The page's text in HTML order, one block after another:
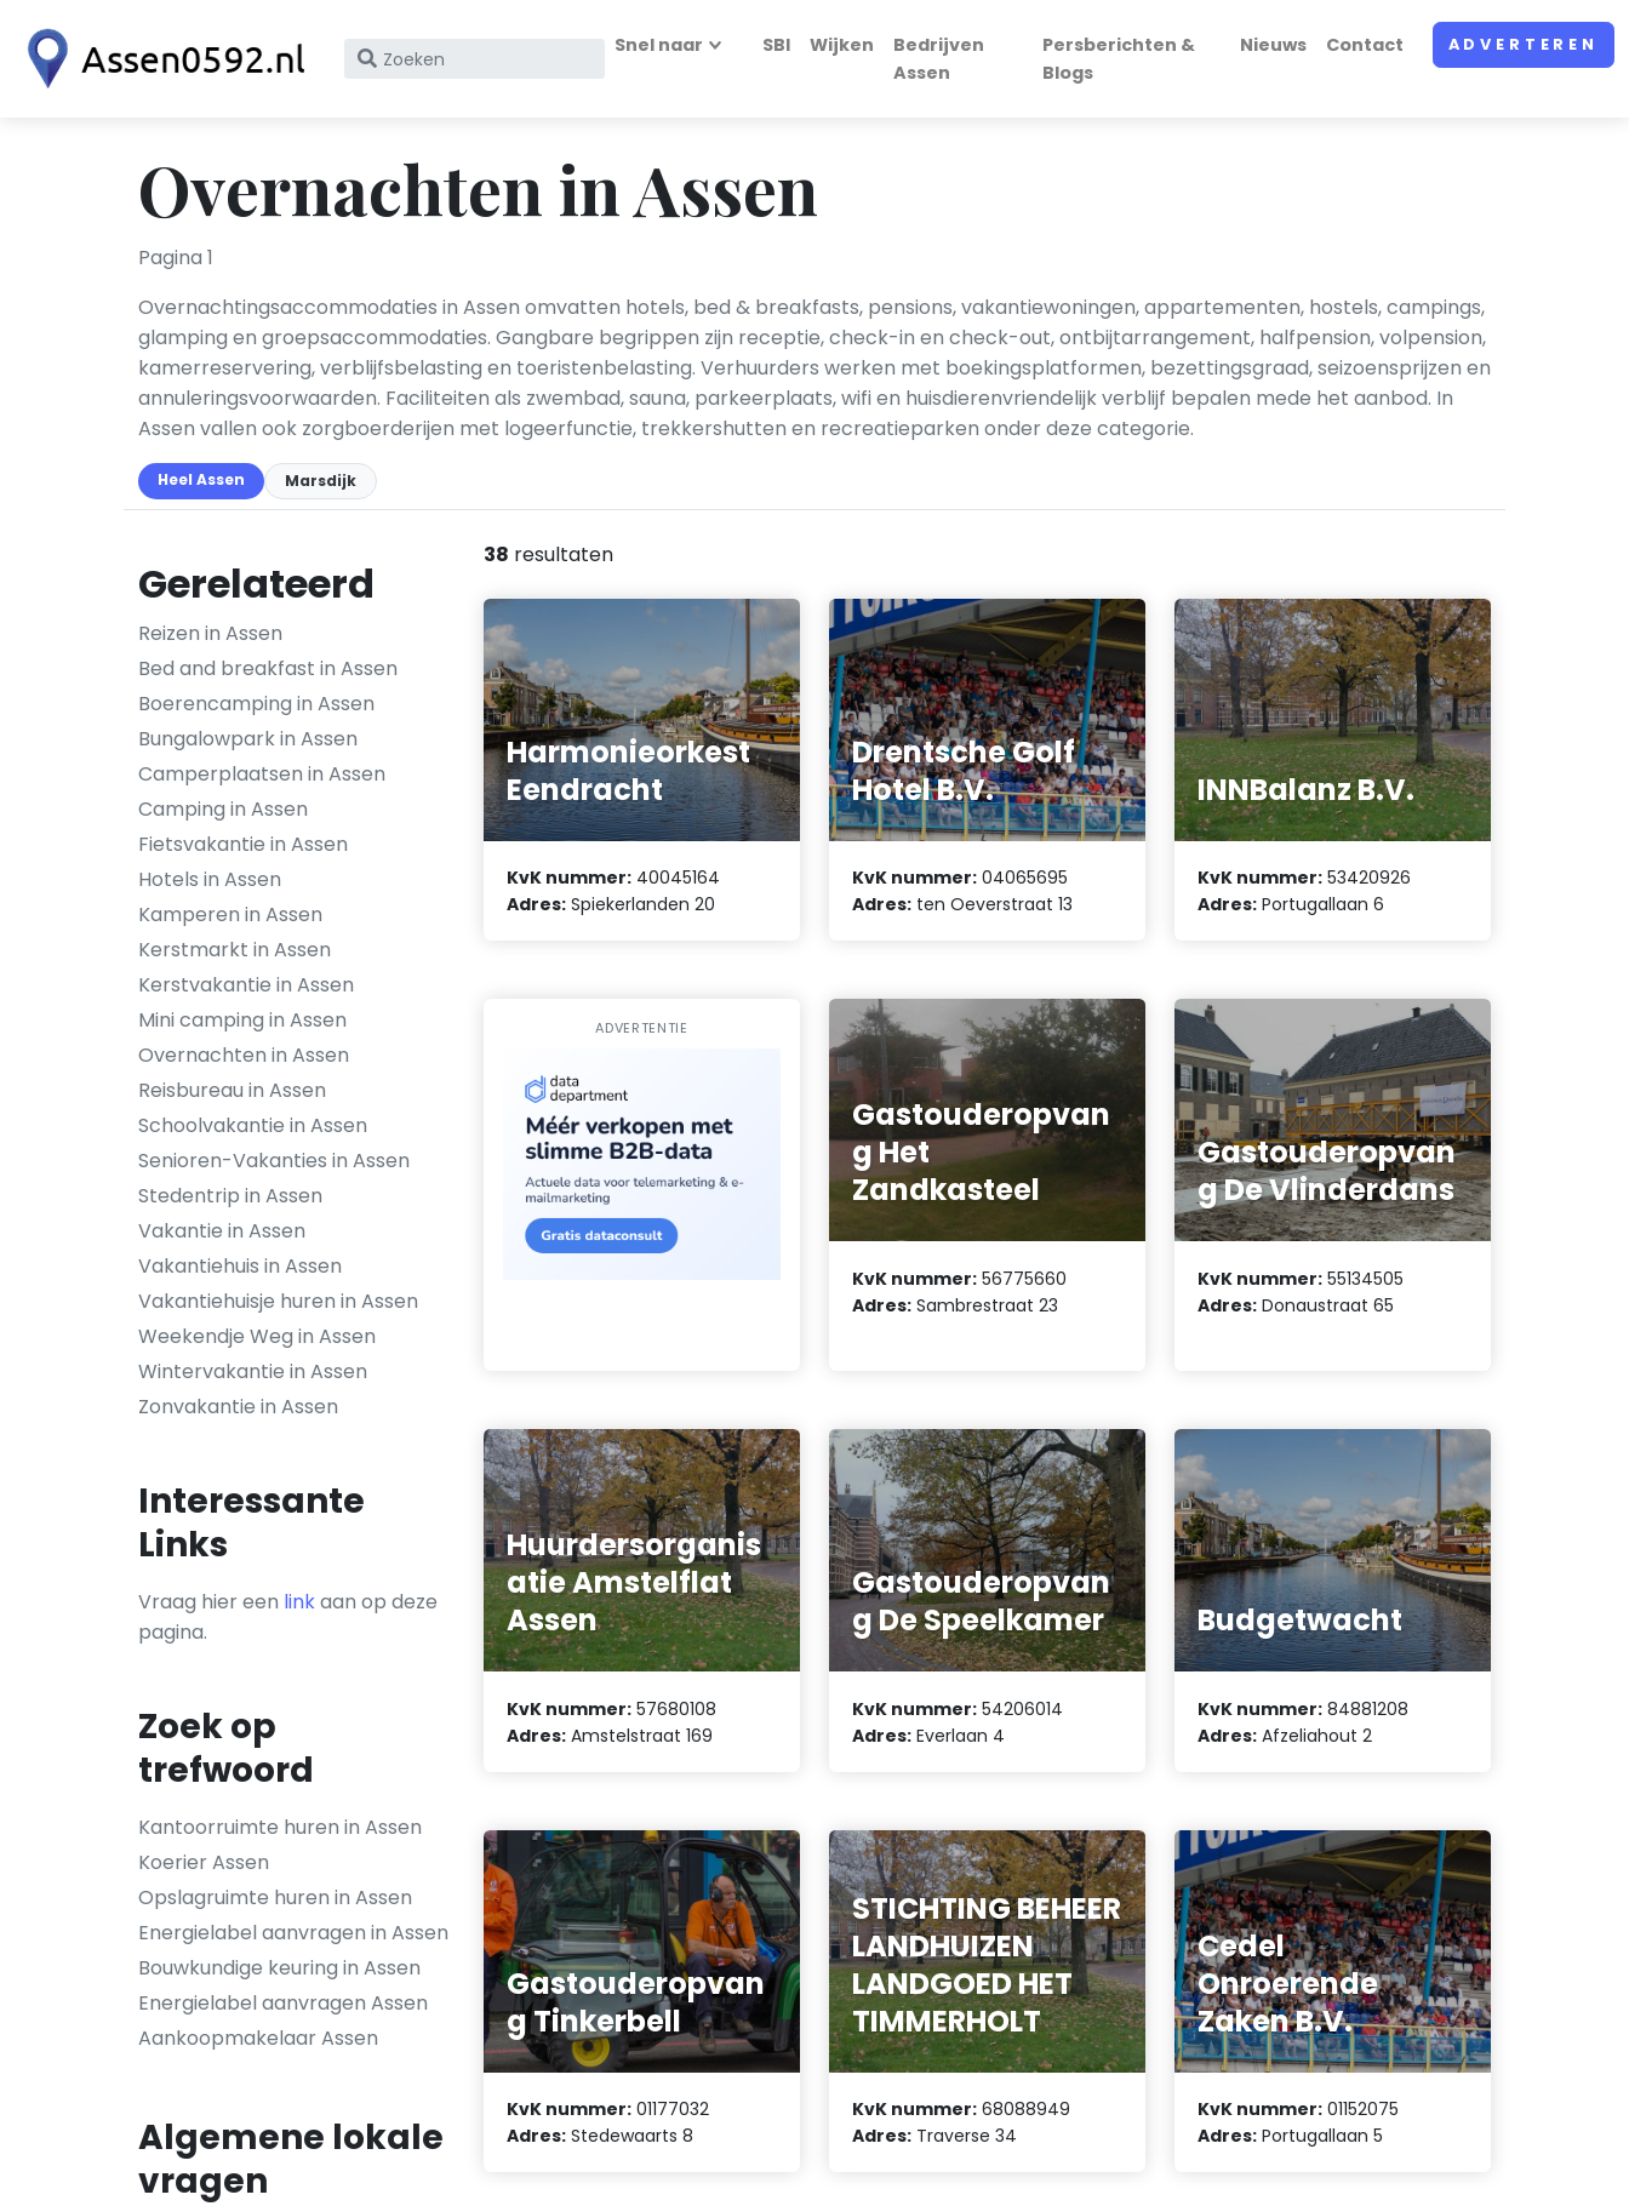
Zoek
KvK
nummer
Snel naar SBI Wijken
Bedrijven
Assen
Persberichten &
Blogs
Nieuws Contact ADVERTEREN
Overnachten in Assen
Pagina 1
Overnachtingsaccommodaties in Assen omvatten hotels, bed & breakfasts, pensions, vakantiewoningen, appartementen, hostels, campings,
glamping en groepsaccommodaties. Gangbare begrippen zijn receptie, check-in en check-out, ontbijtarrangement, halfpension, volpension,
kamerreservering, verblijfsbelasting en toeristenbelasting. Verhuurders werken met boekingsplatformen, bezettingsgraad, seizoensprijzen en
annuleringsvoorwaarden. Faciliteiten als zwembad, sauna, parkeerplaats, wifi en huisdierenvriendelijk verblijf bepalen mede het aanbod. In
Assen vallen ook zorgboerderijen met logeerfunctie, trekkershutten en recreatieparken onder deze categorie.
Heel Assen Marsdijk
Gerelateerd
Reizen in Assen
Bed and breakfast in Assen
Boerencamping in Assen
Bungalowpark in Assen
Camperplaatsen in Assen
Camping in Assen
Fietsvakantie in Assen
Hotels in Assen
Kamperen in Assen
Kerstmarkt in Assen
Kerstvakantie in Assen
Mini camping in Assen
Overnachten in Assen
Reisbureau in Assen
Schoolvakantie in Assen
Senioren-Vakanties in Assen
Stedentrip in Assen
Vakantie in Assen
Vakantiehuis in Assen
Vakantiehuisje huren in Assen
Weekendje Weg in Assen
Wintervakantie in Assen
Zonvakantie in Assen
Interessante
Links
Vraag hier een linkaan op deze
pagina.
Zoek op
trefwoord
Kantoorruimte huren in Assen
Koerier Assen
Opslagruimte huren in Assen
Energielabel aanvragen in Assen
Bouwkundige keuring in Assen
Energielabel aanvragen Assen
Aankoopmakelaar Assen
Algemene lokale
vragen
38 resultaten
Harmonieorkest
Eendracht
KvK nummer: 40045164
Adres: Spiekerlanden 20
Drentsche Golf
Hotel B.V.
KvK nummer: 04065695
Adres: ten Oeverstraat 13
INNBalanz B.V.
KvK nummer: 53420926
Adres: Portugallaan 6
ADVERTENTIE
Gastouderopvan
g Het
Zandkasteel
KvK nummer: 56775660
Adres: Sambrestraat 23
Gastouderopvan
g De Vlinderdans
KvK nummer: 55134505
Adres: Donaustraat 65
Huurdersorganis
atie Amstelflat
Assen
KvK nummer: 57680108
Adres: Amstelstraat 169
Gastouderopvan
g De Speelkamer
KvK nummer: 54206014
Adres: Everlaan 4
Budgetwacht
KvK nummer: 84881208
Adres: Afzeliahout 2
Gastouderopvan
g Tinkerbell
KvK nummer: 01177032
Adres: Stedewaarts 8
STICHTING BEHEER
LANDHUIZEN
LANDGOED HET
TIMMERHOLT
KvK nummer: 68088949
Adres: Traverse 34
Cedel
Onroerende
Zaken B.V.
KvK nummer: 01152075
Adres: Portugallaan 5